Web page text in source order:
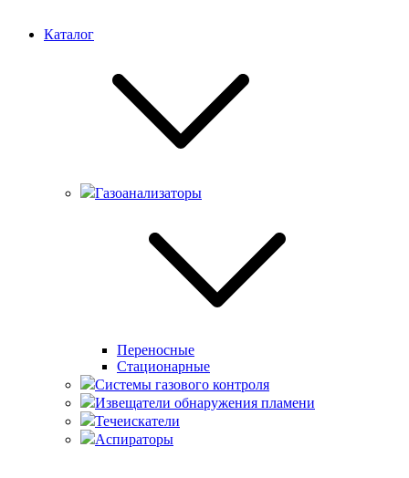
Каталог
Газоанализаторы
Переносные
Стационарные
Системы газового контроля
Извещатели обнаружения пламени
Течеискатели
Аспираторы